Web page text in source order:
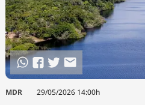
MDR 29/05/2026 14:00h